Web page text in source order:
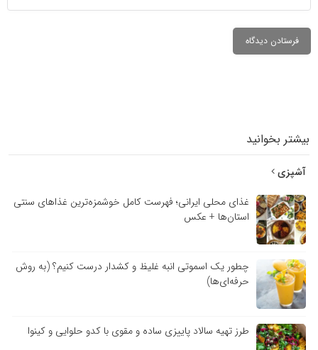
بیشتر بخوانید
آشپزی
غذای محلی ایرانی؛ فهرست کامل خوشمزه‌ترین غذاهای سنتی
استان‌ها + عکس
چطور یک اسموتی انبه غلیظ و کشدار درست کنیم؟ (به روش
حرفه‌ای‌ها)
طرز تهیه سالاد پاییزی ساده و مقوی با کدو حلوایی و کینوا